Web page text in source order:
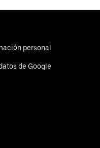
personal
de Google